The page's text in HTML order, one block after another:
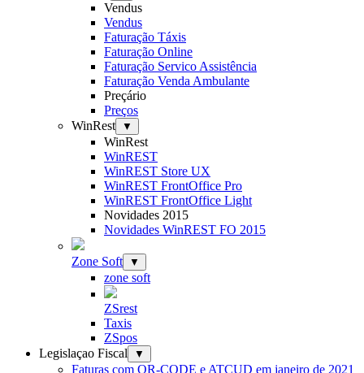
Vendus
Vendus
Faturação Táxis
Faturação Online
Faturação Servico Assistência
Faturação Venda Ambulante
Preçário
Preços
WinRest
▼
WinRest
WinREST
WinREST Store UX
WinREST FrontOffice Pro
WinREST FrontOffice Light
Novidades 2015
Novidades WinREST FO 2015
Zone Soft ▼
zone soft
ZSrest
Taxis
ZSpos
Legislaçao Fiscal
▼
Faturas com QR-CODE e ATCUD em janeiro de 2021